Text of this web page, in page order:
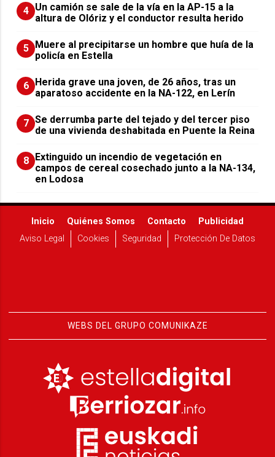
4 Un camión se sale de la vía en la AP-15 a la
altura de Olóriz y el conductor resulta herido
5 Muere al precipitarse un hombre que huía de la
policía en Estella
6 Herida grave una joven, de 26 años, tras un
aparatoso accidente en la NA-122, en Lerín
7 Se derrumba parte del tejado y del tercer piso
de una vivienda deshabitada en Puente la Reina
8 Extinguido un incendio de vegetación en
campos de cereal cosechado junto a la NA-134,
en Lodosa
Inicio Quiénes Somos Contacto
Publicidad
Aviso Legal
Cookies Seguridad Protección De Datos
WEBS DEL GRUPO COMUNIKAZE